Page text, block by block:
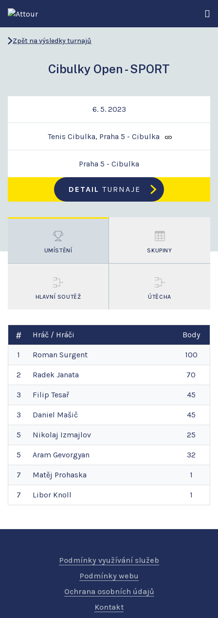
Zpět na výsledky turnajů
Cibulky Open - SPORT
6. 5. 2023
Tenis Cibulka, Praha 5 - Cibulka
Praha 5 - Cibulka
DETAIL TURNAJE
UMÍSTĚNÍ SKUPINY
HLAVNÍ SOUTĚŽ ÚTĚCHA
Hráč / Hráči Body
1 Roman Surgent 100
2 Radek Janata 70
3 Filip Tesař 45
3 Daniel Mašič 45
5 Nikolaj Izmajlov 25
5 Aram Gevorgyan 32
7 Matěj Prohaska 1
7 Libor Knoll 1
Podmínky využívání služeb
Podmínky webu
Ochrana osobních údajů
Kontakt